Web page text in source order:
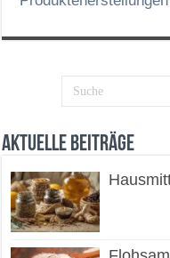
Aktuelle Beiträge